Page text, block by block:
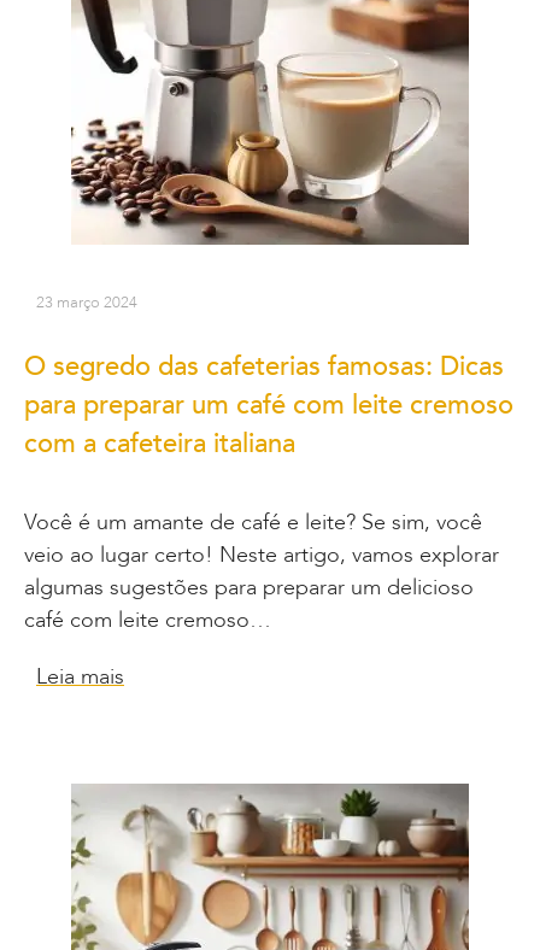
23 março 2024
O segredo das cafeterias famosas: Dicas
para preparar um café com leite cremoso
com a cafeteira italiana
Você é um amante de café e leite? Se sim, você
veio ao lugar certo! Neste artigo, vamos explorar
algumas sugestões para preparar um delicioso
café com leite cremoso…
Leia mais